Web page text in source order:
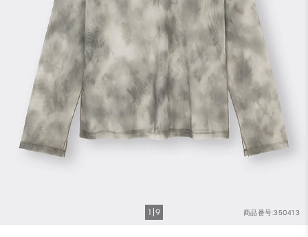
商品番号:350413
1 9